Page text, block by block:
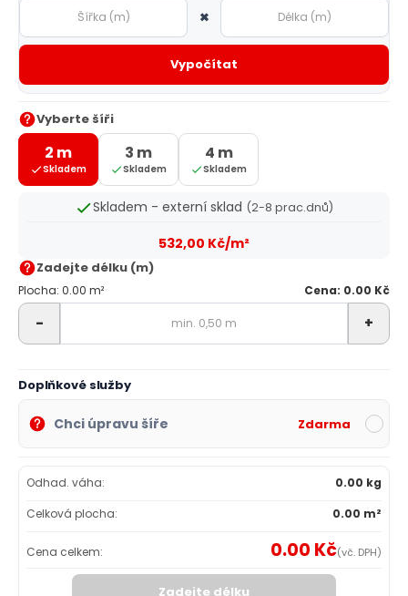
×
Vypočítat
Vyberte šíři
2 m
Skladem
3 m
Skladem
4 m
Skladem
Zadejte délku (m)
Plocha: 0.00 m² Cena: 0.00 Kč
- +
Skladem - externí sklad (2-8 prac.dnů)
532,00 Kč/m²
Doplňkové služby
Chci úpravu šíře Zdarma
Odhad. váha:
0.00 kg
Celková plocha:
0.00 m²
Cena celkem: 0.00 Kč(vč. DPH)
Zadejte délku